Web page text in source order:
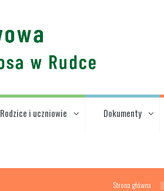
Rodzice i uczniowie Dokumenty
Strona główna